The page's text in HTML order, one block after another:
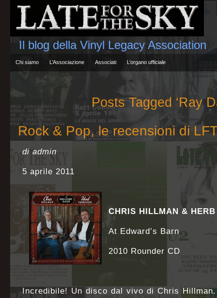
Il blog della Vinyl Legacy Association
Chi siamo L’Associazione Associati L’organo ufficiale
Posts Tagged ‘Ray
Rock & Pop, le recensioni di
di admin
5 aprile 2011
CHRIS HILLMAN &
At Edward’s Barn
2010 Rounder CD
Incredibile! Un disco dal vivo di Chris